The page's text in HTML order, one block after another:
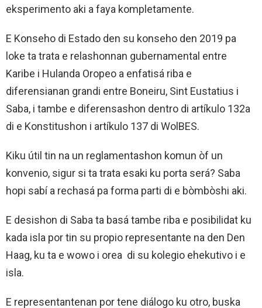
eksperimento aki a faya kompletamente.
E Konseho di Estado den su konseho den 2019 pa
loke ta trata e relashonnan gubernamental entre
Karibe i Hulanda Oropeo a enfatisá riba e
diferensianan grandi entre Boneiru, Sint Eustatius i
Saba, i tambe e diferensashon dentro di artíkulo 132a
di e Konstitushon i artíkulo 137 di WolBES.
Kiku útil tin na un reglamentashon komun òf un
konvenio, sigur si ta trata esaki ku porta será? Saba
hopi sabí a rechasá pa forma parti di e bòmbòshi aki.
E desishon di Saba ta basá tambe riba e posibilidat ku
kada isla por tin su propio representante na den Den
Haag, ku ta e wowo i orea di su kolegio ehekutivo i e
isla.
E representantenan por tene diálogo ku otro, buska